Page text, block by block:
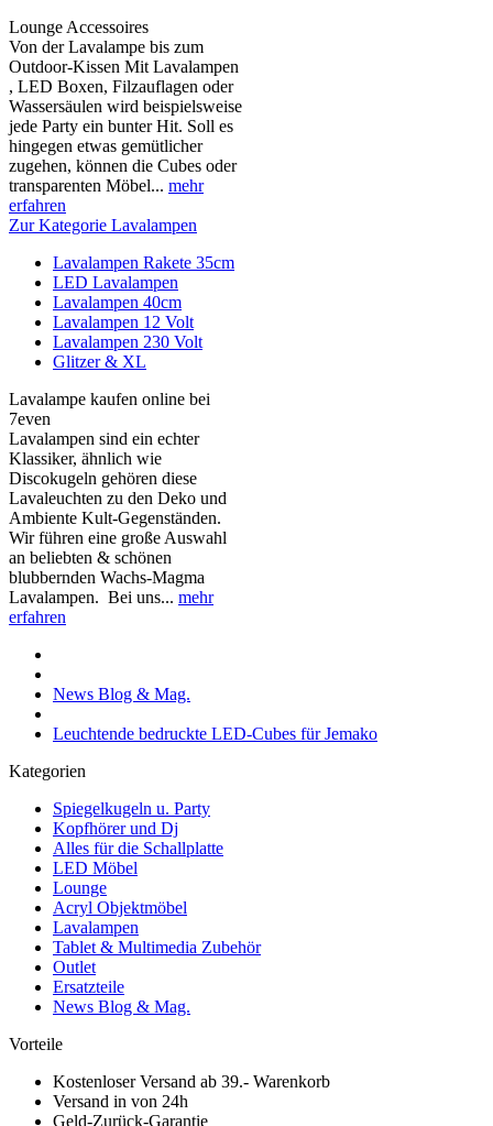
Lounge Accessoires
Von der Lavalampe bis zum
Outdoor-Kissen Mit Lavalampen
, LED Boxen, Filzauflagen oder
Wassersäulen wird beispielsweise
jede Party ein bunter Hit. Soll es
hingegen etwas gemütlicher
zugehen, können die Cubes oder
transparenten Möbel... mehr
erfahren
Zur Kategorie Lavalampen
Lavalampen Rakete 35cm
LED Lavalampen
Lavalampen 40cm
Lavalampen 12 Volt
Lavalampen 230 Volt
Glitzer & XL
Lavalampe kaufen online bei
7even
Lavalampen sind ein echter
Klassiker, ähnlich wie
Discokugeln gehören diese
Lavaleuchten zu den Deko und
Ambiente Kult-Gegenständen.
Wir führen eine große Auswahl
an beliebten & schönen
blubbernden Wachs-Magma
Lavalampen. Bei uns... mehr
erfahren
News Blog & Mag.
Leuchtende bedruckte LED-Cubes für Jemako
Kategorien
Spiegelkugeln u. Party
Kopfhörer und Dj
Alles für die Schallplatte
LED Möbel
Lounge
Acryl Objektmöbel
Lavalampen
Tablet & Multimedia Zubehör
Outlet
Ersatzteile
News Blog & Mag.
Vorteile
Kostenloser Versand ab 39.- Warenkorb
Versand in von 24h
Geld-Zurück-Garantie